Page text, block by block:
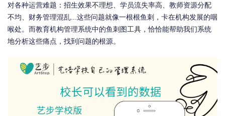
对各种运营难题：招生效果不理想、学员流失率高、教师资源分配
不均、财务管理混乱...这些问题就像一根根鱼刺，卡在机构发展的咽
喉处。而教育机构管理系统中的鱼刺图工具，恰恰能帮助我们系统
地分析这些痛点，找到问题的根源。